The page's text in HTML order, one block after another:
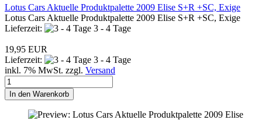
Lotus Cars Aktuelle Produktpalette 2009 Elise S+R +SC, Exige
Lotus Cars Aktuelle Produktpalette 2009 Elise S+R +SC, Exige
Lieferzeit:
3 - 4 Tage
19,95 EUR
Lieferzeit:
3 - 4 Tage
inkl. 7% MwSt. zzgl. Versand
In den Warenkorb